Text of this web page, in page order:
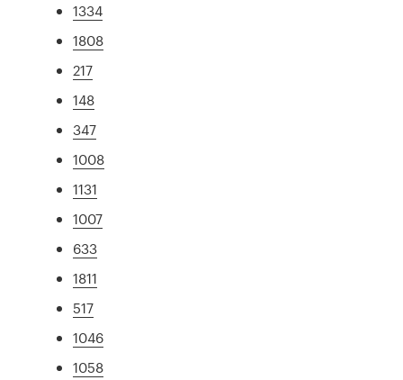
1334
1808
217
148
347
1008
1131
1007
633
1811
517
1046
1058